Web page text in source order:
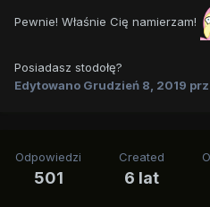
Pewnie! Właśnie Cię namierzam!
Posiadasz stodołę?
Edytowano Grudzień 8, 2019
Odpowiedzi
501
Created
6 lat